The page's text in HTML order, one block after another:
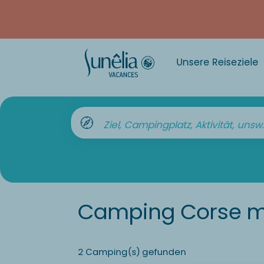
Unsere Reiseziele
Ziel, Campingplatz, Aktivität, unsw.
Camping Corse
2 Camping(s) gefunden